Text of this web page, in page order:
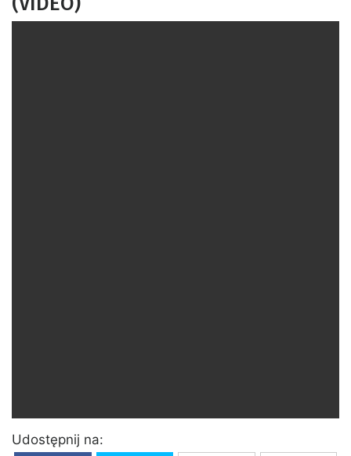
Udostępnij na: